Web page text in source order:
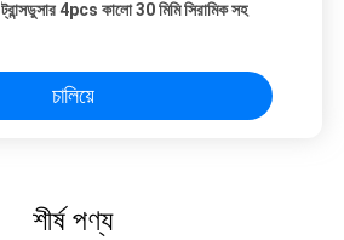
ট্রান্সডুসার 4pcs কালো 30 মিমি সিরামিক সহ
চালিয়ে
শীর্ষ পণ্য